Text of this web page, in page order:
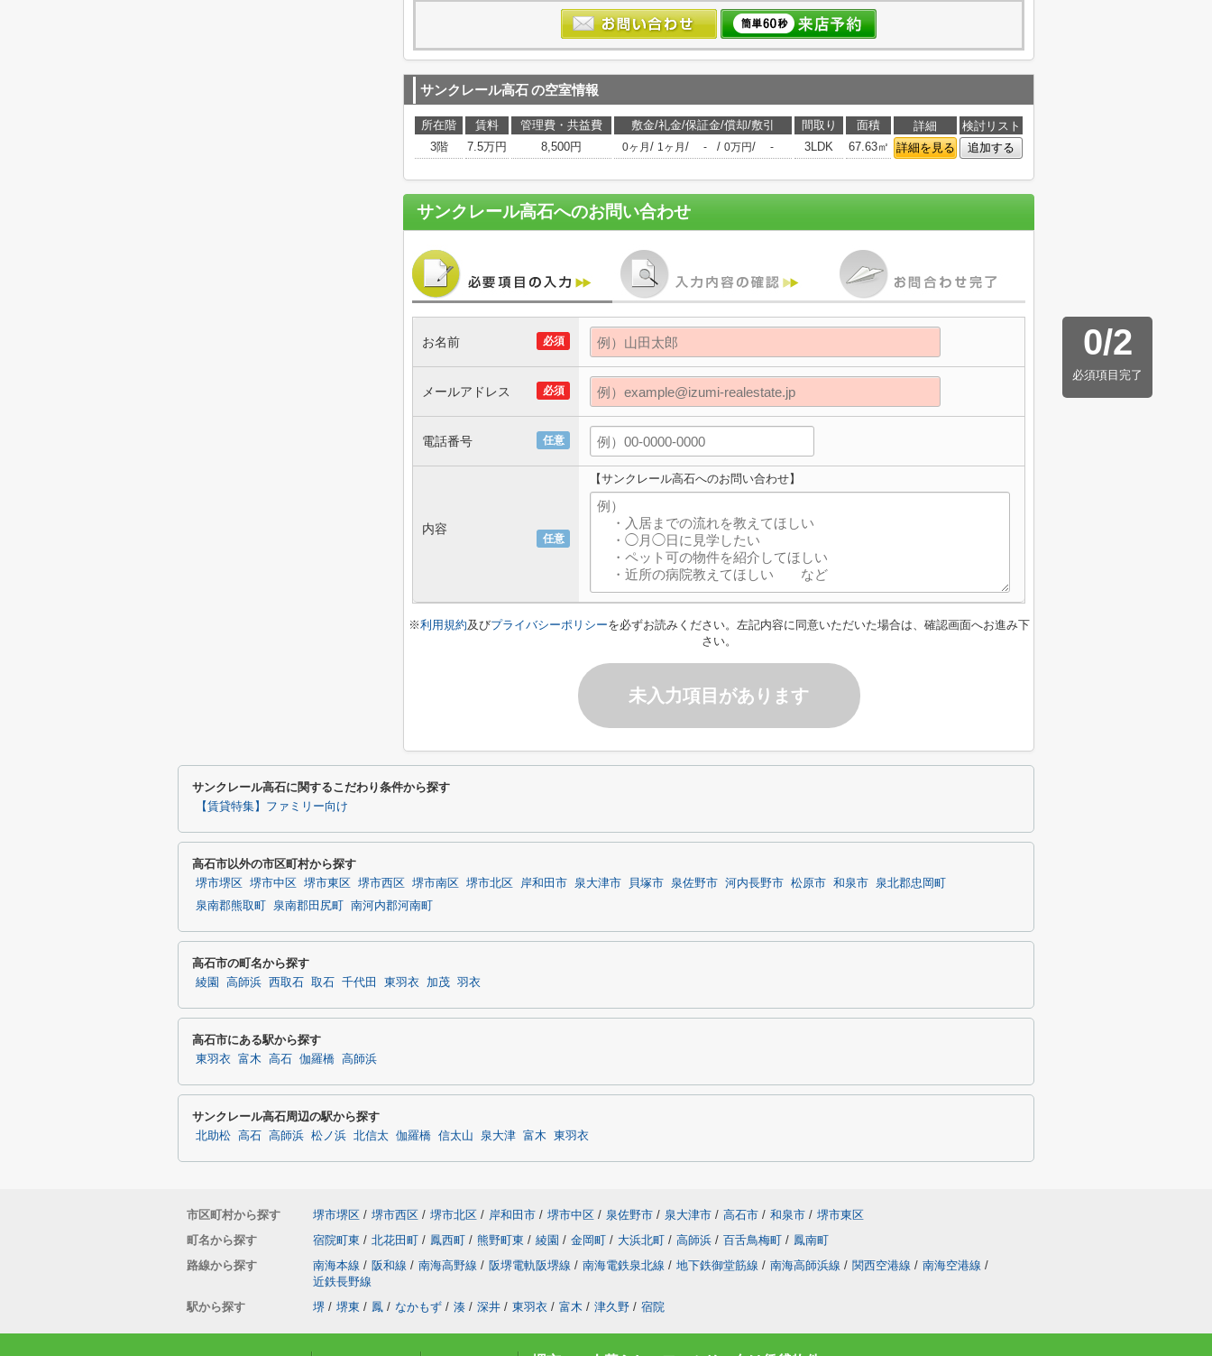
サンクレール高石の空室情報
所在階 賃料 管理費・共益費 敷金/礼金/保証金/償却/敷引 間取り 面積 詳細
検討リスト
3階
7.5万円 8,500円 0ヶ月 / 1ヶ月 / - / 0万円/ - 3LDK 67.63㎡ 詳細を見る 追加する
サンクレール高石へのお問い合わせ
0/2
必須項目完了
必須
お名前
必須
メールアドレス
任意
電話番号
任意
内容
【サンクレール高石へのお問い合わせ】
※利用規約及びプライバシーポリシーを必ずお読みください。左記内容に同意いただいた場合は、確認画面へお進み下
さい。
未入力項目があります
サンクレール高石に関するこだわり条件から探す
【賃貸特集】ファミリー向け
高石市以外の市区町村から探す
堺市堺区 堺市中区 堺市東区 堺市西区 堺市南区 堺市北区 岸和田市 泉大津市 貝塚市 泉佐野市 河内長野市 松原市 和泉市
泉北郡忠岡町
泉南郡熊取町
泉南郡田尻町 南河内郡河南町
高石市の町名から探す
綾園 高師浜 西取石 取石 千代田 東羽衣 加茂 羽衣
高石市にある駅から探す
東羽衣 富木 高石 伽羅橋 高師浜
サンクレール高石周辺の駅から探す
北助松 高石 高師浜 松ノ浜 北信太 伽羅橋 信太山 泉大津 富木 東羽衣
市区町村から探す 堺市堺区 / 堺市西区 / 堺市北区 / 岸和田市 / 堺市中区 / 泉佐野市 / 泉大津市 / 高石市 / 和泉市 / 堺市東区
町名から探す
宿院町東 / 北花田町 / 鳳西町 / 熊野町東 / 綾園 / 金岡町 / 大浜北町 / 高師浜 / 百舌鳥梅町 / 鳳南町
路線から探す
南海本線 / 阪和線 / 南海高野線 / 阪堺電軌阪堺線 / 南海電鉄泉北線 / 地下鉄御堂筋線 / 南海高師浜線 / 関西空港線 / 南海空港線 /
近鉄長野線
駅から探す
堺 / 堺東 / 鳳 / なかもず / 湊 / 深井 / 東羽衣 / 富木 / 津久野 / 宿院